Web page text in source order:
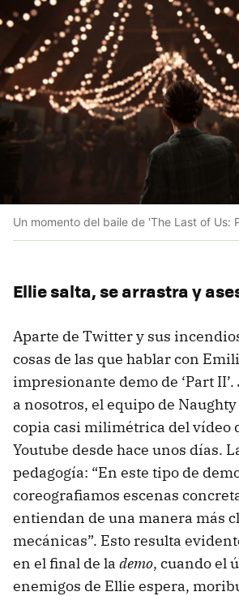
Un momento del baile de 'The Last of Us:
Ellie salta, se arrastra y
Aparte de Twitter y sus
cosas de las que hablar con
impresionante demo de ‘Part
a nosotros, el equipo de
copia casi milimétrica del vídeo
Youtube desde hace unos días.
pedagogía: “En este tipo de
coreografiamos escenas
entiendan de una manera más
mecánicas”. Esto resulta
en el final de la demo, cuando el
enemigos de Ellie espera,